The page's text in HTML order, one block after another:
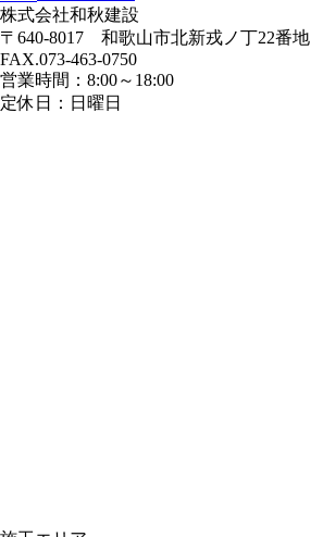
株式会社和秋建設
〒640-8017 和歌山市北新戎ノ丁22番地
FAX.073-463-0750
営業時間：8:00～18:00
定休日：日曜日